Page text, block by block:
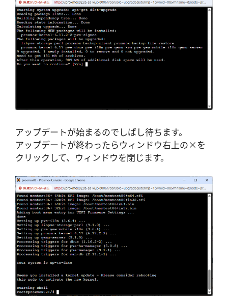
アップデートが始まるのでしばし待ちます。
アップデートが終わったらウィンドウ右上の×を
クリックして、ウィンドウを閉じます。